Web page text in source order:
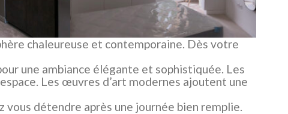
chaleureuse et contemporaine. Dès votre
une ambiance élégante et sophistiquée. Les
Les œuvres d’art modernes ajoutent une
détendre après une journée bien remplie.